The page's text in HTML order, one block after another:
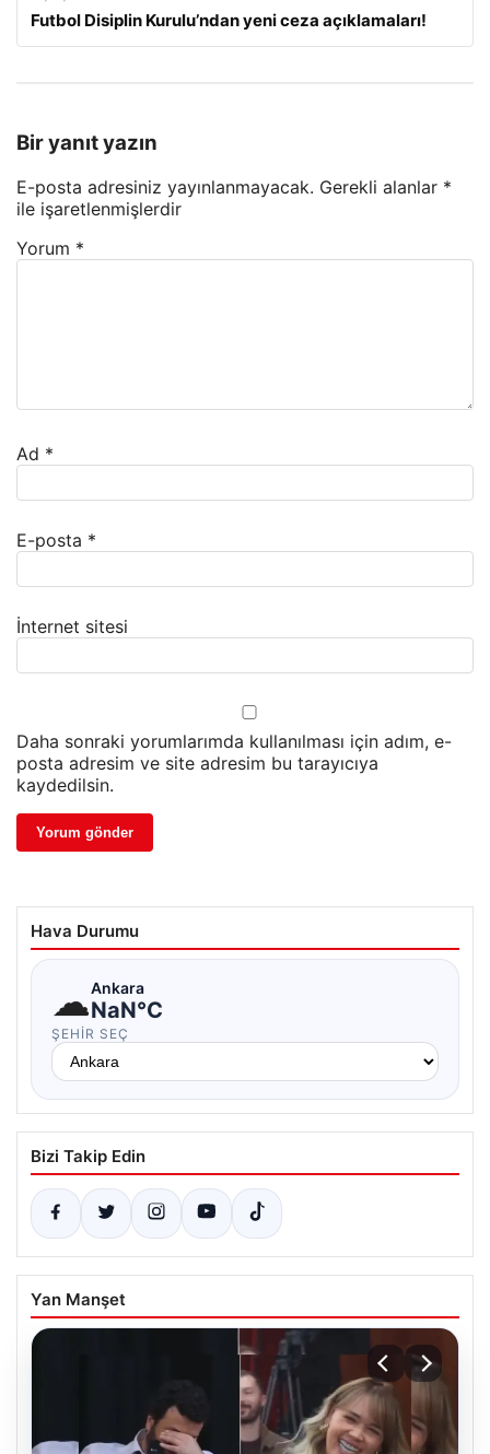
Futbol Disiplin Kurulu’ndan yeni ceza açıklamaları!
Bir yanıt yazın
E-posta adresiniz yayınlanmayacak. Gerekli alanlar *
ile işaretlenmişlerdir
Yorum *
Ad *
E-posta *
İnternet sitesi
Daha sonraki yorumlarımda kullanılması için adım, e-
posta adresim ve site adresim bu tarayıcıya
kaydedilsin.
Hava Durumu
☁Ankara
NaN°C
ŞEHIR SEÇ
Bizi Takip Edin
Yan Manşet